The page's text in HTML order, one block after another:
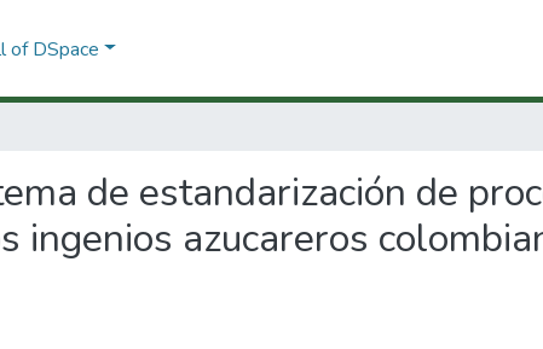
of DSpace
de estandarización de
ingenios azucareros